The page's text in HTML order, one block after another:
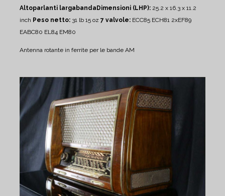
Altoparlanti largabandaDimensioni (LHP): 25.2 x 16.3 x 11.2
inch Peso netto: 31 lb 15 oz 7 valvole: ECC85 ECH81 2xEF89
EABC80 EL84 EM80
Antenna rotante in ferrite per le bande AM